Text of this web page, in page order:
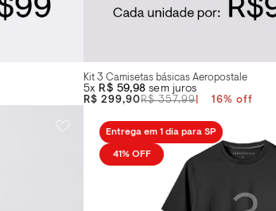
Kit 3 Camisetas básicas Aeropostale
R$ 357,99
R$ 299,90 16%
5x R$ 59,98sem juros
41% OFF
Entrega em 1 dia para SP